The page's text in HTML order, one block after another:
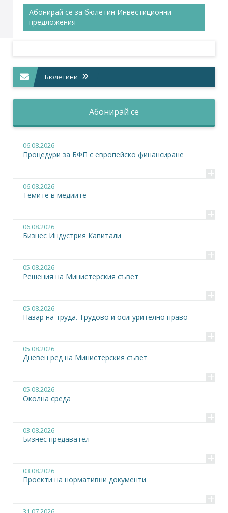
Абонирай се за бюлетин Инвестиционни
предложения
Бюлетини
Абонирай се
06.08.2026
Процедури за БФП с европейско финансиране
+
06.08.2026
Темите в медиите
+
06.08.2026
Бизнес Индустрия Капитали
+
05.08.2026
Решения на Министерския съвет
+
05.08.2026
Пазар на труда. Трудово и осигурително право
+
05.08.2026
Дневен ред на Министерския съвет
+
05.08.2026
Околна среда
+
03.08.2026
Бизнес предавател
+
03.08.2026
Проекти на нормативни документи
+